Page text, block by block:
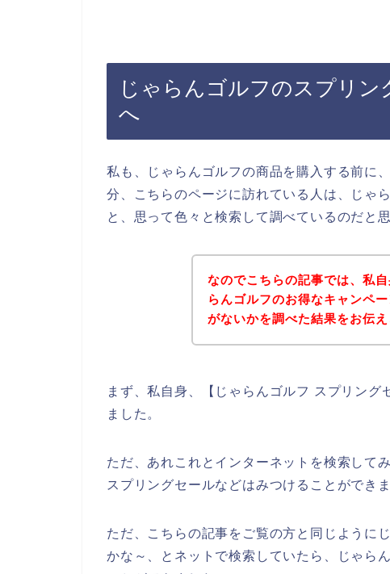
じゃらんゴルフのスプリ
へ
私も、じゃらんゴルフの商品を購入する前に
分、こちらのページに訪れている人は、じゃ
と、思って色々と検索して調べているのだと思
なのでこちらの記事では、私
らんゴルフのお得なキャンペ
がないかを調べた結果をお伝え
まず、私自身、【じゃらんゴルフ スプリン
ました。
ただ、あれこれとインターネットを検索して
スプリングセールなどはみつけることができ
ただ、こちらの記事をご覧の方と同じように
かな～、とネットで検索していたら、じゃら